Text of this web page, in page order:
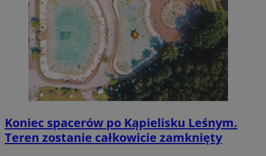
Koniec spacerów po Kąpielisku Leśnym.
Teren zostanie całkowicie zamknięty